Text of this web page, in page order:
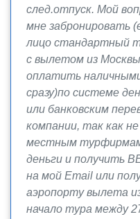
след.отпуск. Мой
мне забронировать
лицо стандартный
с вылетом из
оплатить
сразу)по системе
или банковским
компании, так как
местным
деньги и получить
на мой Email или
аэропорту вылета
начало тура между